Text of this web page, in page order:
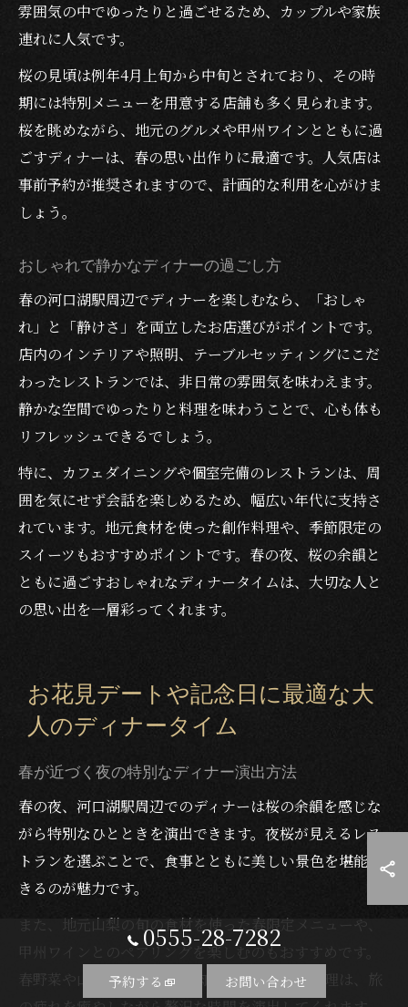
雰囲気の中でゆったりと過ごせるため、カップルや家族
連れに人気です。
桜の見頃は例年4月上旬から中旬とされており、その時
期には特別メニューを用意する店舗も多く見られます。
桜を眺めながら、地元のグルメや甲州ワインとともに過
ごすディナーは、春の思い出作りに最適です。人気店は
事前予約が推奨されますので、計画的な利用を心がけま
しょう。
おしゃれで静かなディナーの過ごし方
春の河口湖駅周辺でディナーを楽しむなら、「おしゃ
れ」と「静けさ」を両立したお店選びがポイントです。
店内のインテリアや照明、テーブルセッティングにこだ
わったレストランでは、非日常の雰囲気を味わえます。
静かな空間でゆったりと料理を味わうことで、心も体も
リフレッシュできるでしょう。
特に、カフェダイニングや個室完備のレストランは、周
囲を気にせず会話を楽しめるため、幅広い年代に支持さ
れています。地元食材を使った創作料理や、季節限定の
スイーツもおすすめポイントです。春の夜、桜の余韻と
ともに過ごすおしゃれなディナータイムは、大切な人と
の思い出を一層彩ってくれます。
お花見デートや記念日に最適な大
人のディナータイム
春が近づく夜の特別なディナー演出方法
春の夜、河口湖駅周辺でのディナーは桜の余韻を感じな
がら特別なひとときを演出できます。夜桜が見えるレス
トランを選ぶことで、食事とともに美しい景色を堪能で
きるのが魅力です。
また、地元山梨の旬の食材を使った春限定メニューや、
甲州ワインとのペアリングを楽しむのもおすすめです。
春野菜や山菜、地元産のお肉や魚介を使った料理は、旅
0555-28-7282
予約する お問い合わせ